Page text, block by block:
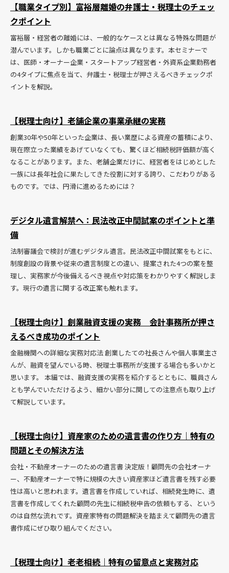
【職業タイプ別】富裕層離婚の弁護士・税理士のチェッ
クポイント
富裕層・経営者の離婚には、一般的なケースとは異なる特殊な問題が
潜んでいます。しかも職業ごとに論点は異なります。本セミナーで
は、医師・オーナー企業・スタートアップ経営者・外資系企業勤務者
の4タイプに焦点を当て、弁護士・税理士が押さえるべきチェックポ
イントを解説。
【税理士向け】老舗企業の事業承継の実務
創業30年や50年といった企業は、長い業歴による資産の蓄積により、
現在際立った業績をあげていなくても、驚くほど相続税評価額が高く
なることがあります。また、老舗企業だけに、経営者をはじめとした
一族には長年社会に果たしてきた役割に対する誇り、こだわりがある
ものです。では、円滑に進めるためには？
デジタル遺言解禁へ：民法改正中間試案のポイントと準
備
法制審議会で検討が進むデジタル遺言。民法改正中間試案をもとに、
制度創設の背景や従来の遺言制度との違い、提案された4つの案を整
理し、実務家が今後備えるべき視点や対応策をわかりやすく解説しま
す。現行の遺言に関する改正案も触れます。
【税理士向け】創業融資支援の実務 会計事務所が押さ
えるべき成功のポイント
金融機関への詳細な実務対応法 創業したての社長さんや個人事業主さ
んが、融資を望んでいる時、税理士事務所が支援する場合も多いかと
思います。 本編では、融資支援の実務を紹介するとともに、職員さん
とも学んでいただけるよう、細かい部分に関しての注意点も取り上げ
て解説しています。
【税理士向け】資産家のための遺言書の作り方｜特有の
問題とその解決方法
会社・不動産オーナーのための遺言書 決定版！顧問先の会社オーナ
ー、不動産オーナーで特に規模の大きい資産家ほど遺言書を残す必要
性は高いと思われます。遺言書を作成していれば、相続発生時に、遺
言書を作成してくれた顧問の先生に相続税申告の依頼もする、という
のは自然な流れです。資産家特有の問題解決を踏まえて顧問先の遺言
書作成にぜひ取り組んでください。
【税理士向け】老老相続｜特有の留意点と実務対応